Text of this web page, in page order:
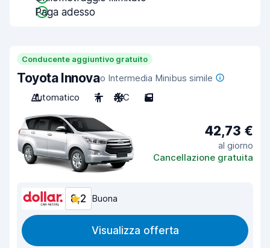
Paga adesso
Conducente aggiuntivo gratuito
Toyota Innovao Intermedia Minibus simile
Automatico
7 A/C 5
42,73 €
al giorno
Cancellazione gratuita
8,2 Buona
Visualizza offerta